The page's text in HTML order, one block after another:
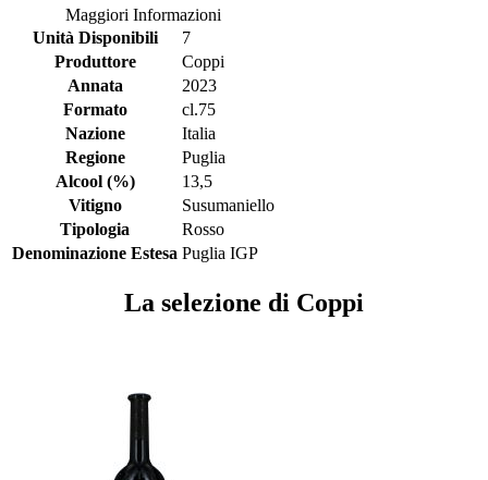
Maggiori Informazioni
Unità Disponibili
7
Produttore
Coppi
Annata
2023
Formato
cl.75
Nazione
Italia
Regione
Puglia
Alcool (%)
13,5
Vitigno
Susumaniello
Tipologia
Rosso
Denominazione Estesa Puglia IGP
La selezione di Coppi